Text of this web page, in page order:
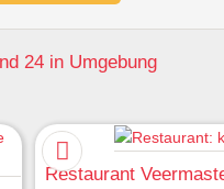
24 in Umgebung
Restaurant